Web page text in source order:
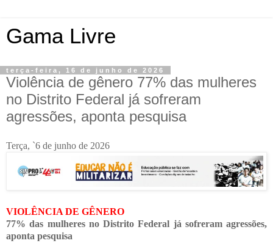
Gama Livre
terça-feira, 16 de junho de 2026
Violência de gênero 77% das mulheres
no Distrito Federal já sofreram
agressões, aponta pesquisa
Terça, `6 de junho de 2026
VIOLÊNCIA DE GÊNERO
77% das mulheres no Distrito Federal já sofreram agressões,
aponta pesquisa